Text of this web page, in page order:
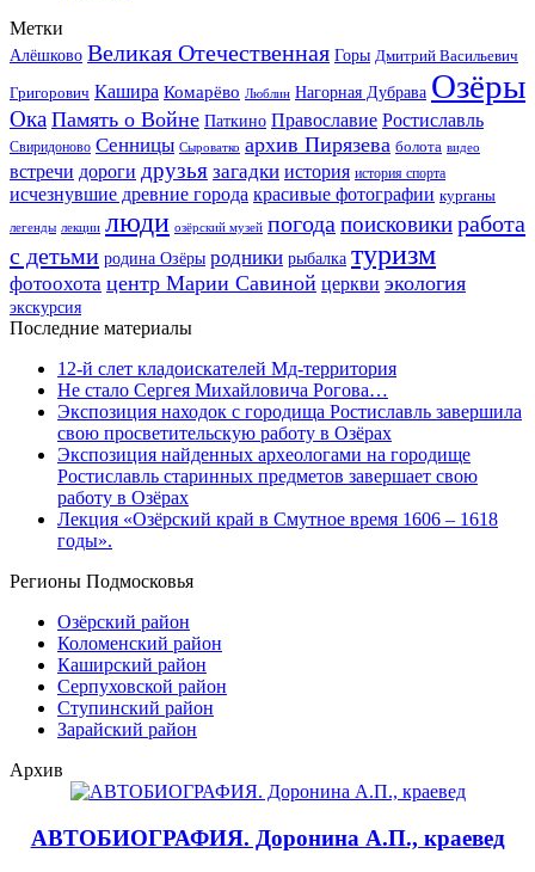
Метки
Алёшково Великая Отечественная Горы Дмитрий Васильевич
Григорович Кашира Комарёво Люблин Нагорная Дубрава Озёры
Ока Память о Войне Паткино Православие Ростиславль
Свиридоново Сенницы Сыроватко архив Пирязева болота видео
встречи дороги друзья загадки история история спорта
исчезнувшие древние города красивые фотографии курганы
легенды лекции люди озёрский музей погодапоисковикиработа
с детьми родина Озёры родники рыбалка туризм
фотоохота центр Марии Савиной церкви экология
экскурсия
Последние материалы
12-й слет кладоискателей Мд-территория
Не стало Сергея Михайловича Рогова…
Экспозиция находок с городища Ростиславль завершила
свою просветительскую работу в Озёрах
Экспозиция найденных археологами на городище
Ростиславль старинных предметов завершает свою
работу в Озёрах
Лекция «Озёрский край в Смутное время 1606 – 1618
годы».
Регионы Подмосковья
Озёрский район
Коломенский район
Каширский район
Серпуховской район
Ступинский район
Зарайский район
Архив
АВТОБИОГРАФИЯ. Доронина А.П., краевед